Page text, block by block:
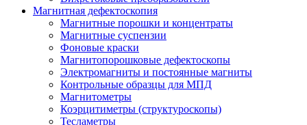
Магнитная дефектоскопия
Магнитные порошки и концентраты
Магнитные суспензии
Фоновые краски
Магнитопорошковые дефектоскопы
Электромагниты и постоянные магниты
Контрольные образцы для МПД
Магнитометры
Коэрцитиметры (структуроскопы)
Тесламетры